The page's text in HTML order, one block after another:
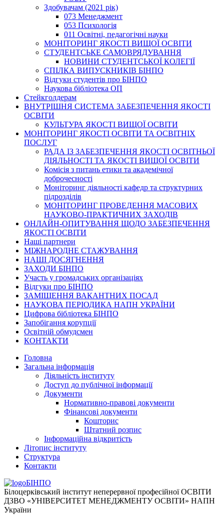
Здобувачам (2021 рік)
073 Менеджмент
053 Психологія
011 Освітні, педагогічні науки
МОНІТОРИНГ ЯКОСТІ ВИЩОЇ ОСВІТИ
СТУДЕНТСЬКЕ САМОВРЯДУВАННЯ
НОВИНИ СТУДЕНТСЬКОЇ КОЛЕГІЇ
СПІЛКА ВИПУСКНИКІВ БІНПО
Відгуки студентів про БІНПО
Наукова бібліотека ОП
Стейкголдерам
ВНУТРІШНЯ СИСТЕМА ЗАБЕЗПЕЧЕННЯ ЯКОСТІ
ОСВІТИ
КУЛЬТУРА ЯКОСТІ ВИЩОЇ ОСВІТИ
МОНІТОРИНГ ЯКОСТІ ОСВІТИ ТА ОСВІТНІХ
ПОСЛУГ
РАДА ІЗ ЗАБЕЗПЕЧЕННЯ ЯКОСТІ ОСВІТНЬОЇ
ДІЯЛЬНОСТІ ТА ЯКОСТІ ВИЩОЇ ОСВІТИ
Комісія з питань етики та академічної
доброчесності
Моніторинг діяльності кафедр та структурних
підрозділів
МОНІТОРИНГ ПРОВЕДЕННЯ МАСОВИХ
НАУКОВО-ПРАКТИЧНИХ ЗАХОДІВ
ОНЛАЙН-ОПИТУВАННЯ ЩОДО ЗАБЕЗПЕЧЕННЯ
ЯКОСТІ ОСВІТИ
Наші партнери
МІЖНАРОДНЕ СТАЖУВАННЯ
НАШІ ДОСЯГНЕННЯ
ЗАХОДИ БІНПО
Участь у громадських організаціях
Відгуки про БІНПО
ЗАМІЩЕННЯ ВАКАНТНИХ ПОСАД
НАУКОВА ПЕРІОДИКА НАПН УКРАЇНИ
Цифрова бібліотека БІНПО
Запобігання корупції
Освітній обмудсмен
КОНТАКТИ
Головна
Загальна інформація
Діяльність інституту
Доступ до публічної інформації
Документи
Нормативно-правові документи
Фінансові документи
Кошторис
Штатний розпис
Інформаційна відкритість
Літопис інституту
Структура
Контакти
БІНПО
Білоцерківський інститут неперервної професійної ОСВІТИ
ДЗВО «УНІВЕРСИТЕТ МЕНЕДЖМЕНТУ ОСВІТИ» НАПН
України